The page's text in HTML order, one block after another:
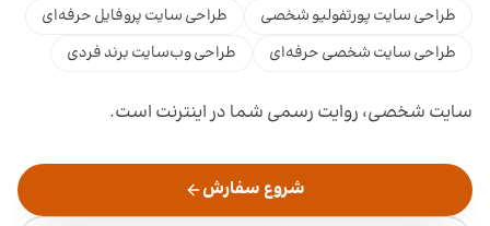
طراحی سایت پورتفولیو شخصی
طراحی سایت پروفایل حرفه‌ای
طراحی سایت شخصی حرفه‌ای
طراحی وب‌سایت برند فردی
سایت شخصی، روایت رسمی شما در اینترنت است.
شروع سفارش